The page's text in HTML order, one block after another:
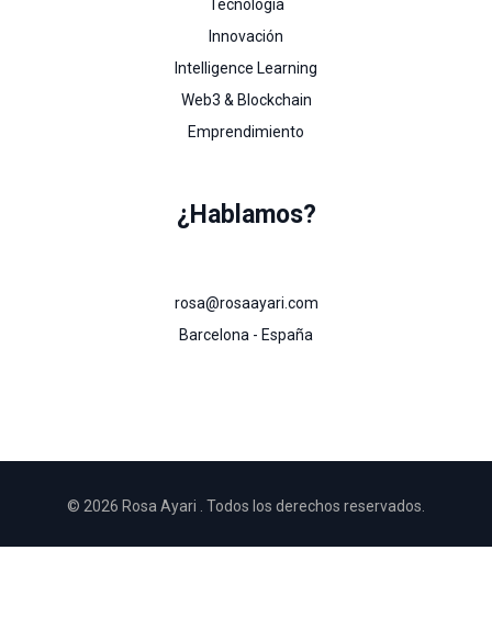
Tecnología
Innovación
Intelligence Learning
Web3 & Blockchain
Emprendimiento
¿Hablamos?
rosa@rosaayari.com
Barcelona - España
© 2026 Rosa Ayari . Todos los derechos reservados.